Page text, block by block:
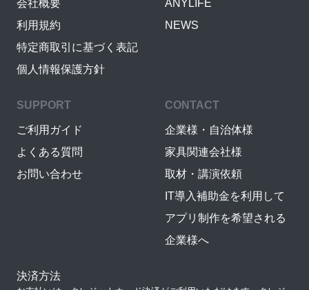
会社概要
利用規約
特定商取引に基づく表記
個人情報保護方針
ANYLIFE
NEWS
SUPPORT
ご利用ガイド
よくある質問
お問い合わせ
CONTACT
企業様・自治体様
家具関連会社様
取材・講演依頼
IT導入補助金を利用して
アプリ制作を希望される
企業様へ
決済方法